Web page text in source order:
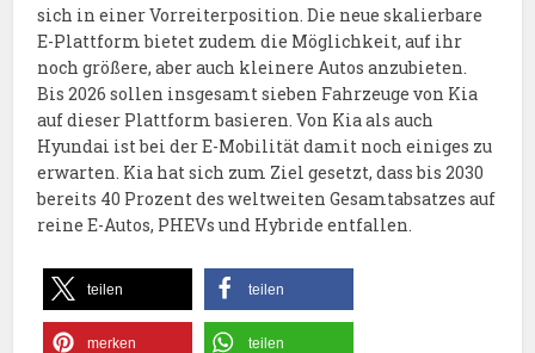
sich in einer Vorreiterposition. Die neue skalierbare
E-Plattform bietet zudem die Möglichkeit, auf ihr
noch größere, aber auch kleinere Autos anzubieten.
Bis 2026 sollen insgesamt sieben Fahrzeuge von Kia
auf dieser Plattform basieren. Von Kia als auch
Hyundai ist bei der E-Mobilität damit noch einiges zu
erwarten. Kia hat sich zum Ziel gesetzt, dass bis 2030
bereits 40 Prozent des weltweiten Gesamtabsatzes auf
reine E-Autos, PHEVs und Hybride entfallen.
teilen teilen
merken teilen